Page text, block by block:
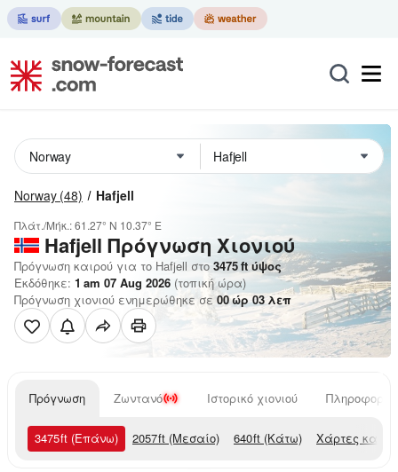
Norway (48) Hafjell
Πλάτ./Μήκ.:61.27° N 10.37° E
Hafjell Πρόγνωση Χιονιού
Πρόγνωση καιρού για το Hafjell στο 3475ftύψος
Εκδόθηκε: 1 am 07 Aug 2026 (τοπική ώρα)
Πρόγνωση χιονιού ενημερώθηκε σε 00ώρ03λεπ
Πρόγνωση Ζωντανό Ιστορικό χιονιού
3475ft (Επάνω) 2057ft (Μεσαίο) 640ft (Κάτω) Χάρτες